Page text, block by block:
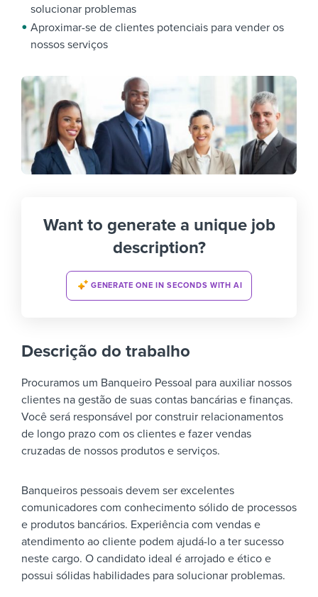
solucionar problemas
Aproximar-se de clientes potenciais para vender os
nossos serviços
Want to generate a unique job
description?
GENERATE ONE IN SECONDS WITH AI
Descrição do trabalho
Procuramos um Banqueiro Pessoal para auxiliar nossos
clientes na gestão de suas contas bancárias e finanças.
Você será responsável por construir relacionamentos
de longo prazo com os clientes e fazer vendas
cruzadas de nossos produtos e serviços.
Banqueiros pessoais devem ser excelentes
comunicadores com conhecimento sólido de processos
e produtos bancários. Experiência com vendas e
atendimento ao cliente podem ajudá-lo a ter sucesso
neste cargo. O candidato ideal é arrojado e ético e
possui sólidas habilidades para solucionar problemas.